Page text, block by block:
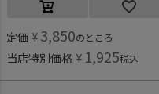
定価 ¥ 3,850のところ
当店特別価格 ¥ 1,925税込